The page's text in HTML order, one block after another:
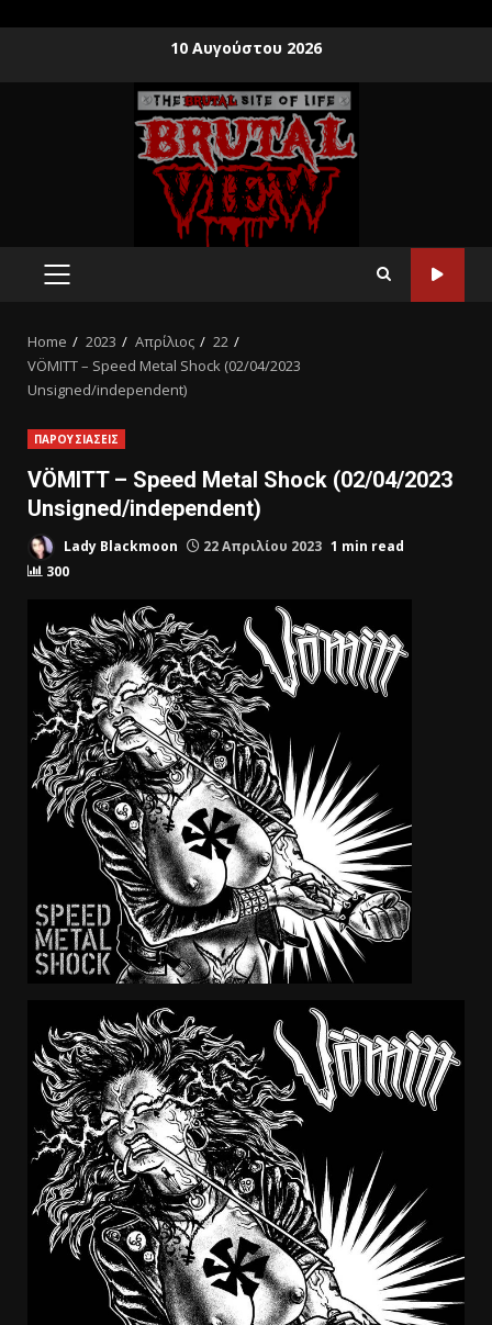
10 Αυγούστου 2026
Home 2023 Απρίλιος
22
VÖMITT – Speed Metal Shock (02/04/2023
Unsigned/independent)
ΠΑΡΟΥΣΙΑΣΕΙΣ
VÖMITT – Speed Metal Shock (02/04/2023
Unsigned/independent)
Lady Blackmoon 22 Απριλίου 2023 1 min read
300